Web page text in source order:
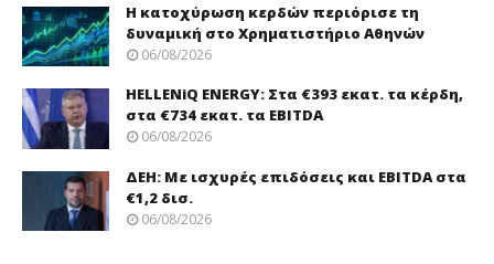
Η κατοχύρωση κερδών περιόρισε τη
δυναμική στο Χρηματιστήριο Αθηνών
06/08/2026
HELLENiQ ENERGY: Στα €393 εκατ. τα κέρδη,
στα €734 εκατ. τα EBITDA
06/08/2026
ΔΕΗ: Με ισχυρές επιδόσεις και EBITDA στα
€1,2 δισ.
06/08/2026